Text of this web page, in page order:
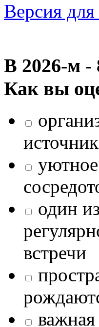
Версия
В 2026‑м
Как вы
один
встречи